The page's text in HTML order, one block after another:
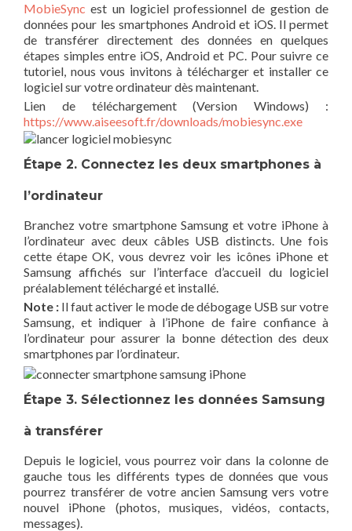
MobieSync est un logiciel professionnel de gestion de
données pour les smartphones Android et iOS. Il permet
de transférer directement des données en quelques
étapes simples entre iOS, Android et PC. Pour suivre ce
tutoriel, nous vous invitons à télécharger et installer ce
logiciel sur votre ordinateur dès maintenant.
Lien de téléchargement (Version Windows) :
https://www.aiseesoft.fr/downloads/mobiesync.exe
Étape 2. Connectez les deux smartphones à
l’ordinateur
Branchez votre smartphone Samsung et votre iPhone à
l’ordinateur avec deux câbles USB distincts. Une fois
cette étape OK, vous devrez voir les icônes iPhone et
Samsung affichés sur l’interface d’accueil du logiciel
préalablement téléchargé et installé.
Note : Il faut activer le mode de débogage USB sur votre
Samsung, et indiquer à l’iPhone de faire confiance à
l’ordinateur pour assurer la bonne détection des deux
smartphones par l’ordinateur.
Étape 3. Sélectionnez les données Samsung
à transférer
Depuis le logiciel, vous pourrez voir dans la colonne de
gauche tous les différents types de données que vous
pourrez transférer de votre ancien Samsung vers votre
nouvel iPhone (photos, musiques, vidéos, contacts,
messages).